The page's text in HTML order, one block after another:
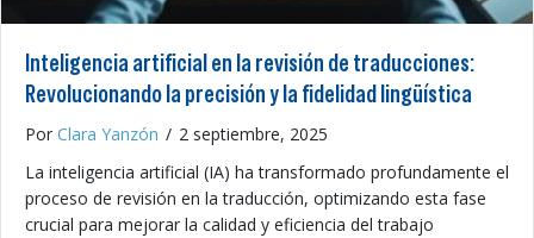
Inteligencia artificial en la revisión de traducciones:
Revolucionando la precisión y la fidelidad lingüística
Por Clara Yanzón / 2 septiembre, 2025
La inteligencia artificial (IA) ha transformado profundamente el
proceso de revisión en la traducción, optimizando esta fase
crucial para mejorar la calidad y eficiencia del trabajo